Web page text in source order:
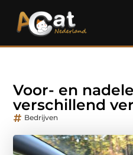
Voor- en
verschillend
Bedrijven